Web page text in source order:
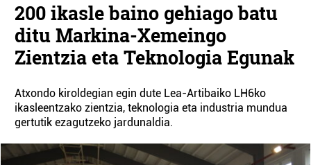
200 ikasle baino gehiago batu
ditu Markina-Xemeingo
Zientzia eta Teknologia Egunak
Atxondo kiroldegian egin dute Lea-Artibaiko LH6ko
ikasleentzako zientzia, teknologia eta industria mundua
gertutik ezagutzeko jardunaldia.